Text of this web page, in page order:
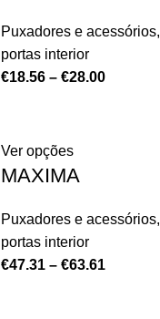
Puxadores e acessórios,
portas interior
€18.56 – €28.00
Ver opções
MAXIMA
Puxadores e acessórios,
portas interior
€47.31 – €63.61